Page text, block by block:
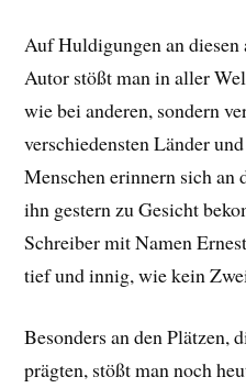
Auf Huldigungen an
Autor stößt man in aller
wie bei anderen, sondern
verschiedensten Länder
Menschen erinnern sich an
ihn gestern zu Gesicht
Schreiber mit Namen
tief und innig, wie kein
Besonders an den Plätzen,
prägten, stößt man noch